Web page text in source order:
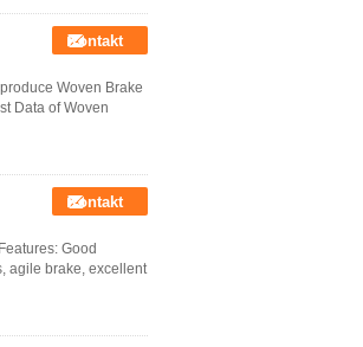
Kontakt
Woven Brake
Data of Woven
Kontakt
Good
agile brake, excellent